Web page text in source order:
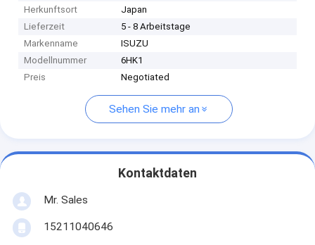
Herkunftsort
Japan
Lieferzeit
5 - 8 Arbeitstage
Markenname
ISUZU
Modellnummer
6HK1
Preis
Negotiated
Sehen Sie mehr an
Kontaktdaten
Mr. Sales
15211040646